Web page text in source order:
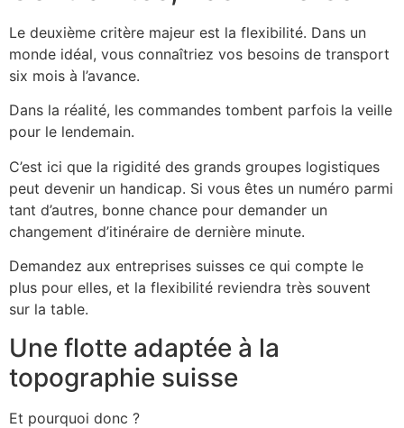
Le deuxième critère majeur est la flexibilité. Dans un
monde idéal, vous connaîtriez vos besoins de transport
six mois à l’avance.
Dans la réalité, les commandes tombent parfois la veille
pour le lendemain.
C’est ici que la rigidité des grands groupes logistiques
peut devenir un handicap. Si vous êtes un numéro parmi
tant d’autres, bonne chance pour demander un
changement d’itinéraire de dernière minute.
Demandez aux entreprises suisses ce qui compte le
plus pour elles, et la flexibilité reviendra très souvent
sur la table.
Une flotte adaptée à la
topographie suisse
Et pourquoi donc ?